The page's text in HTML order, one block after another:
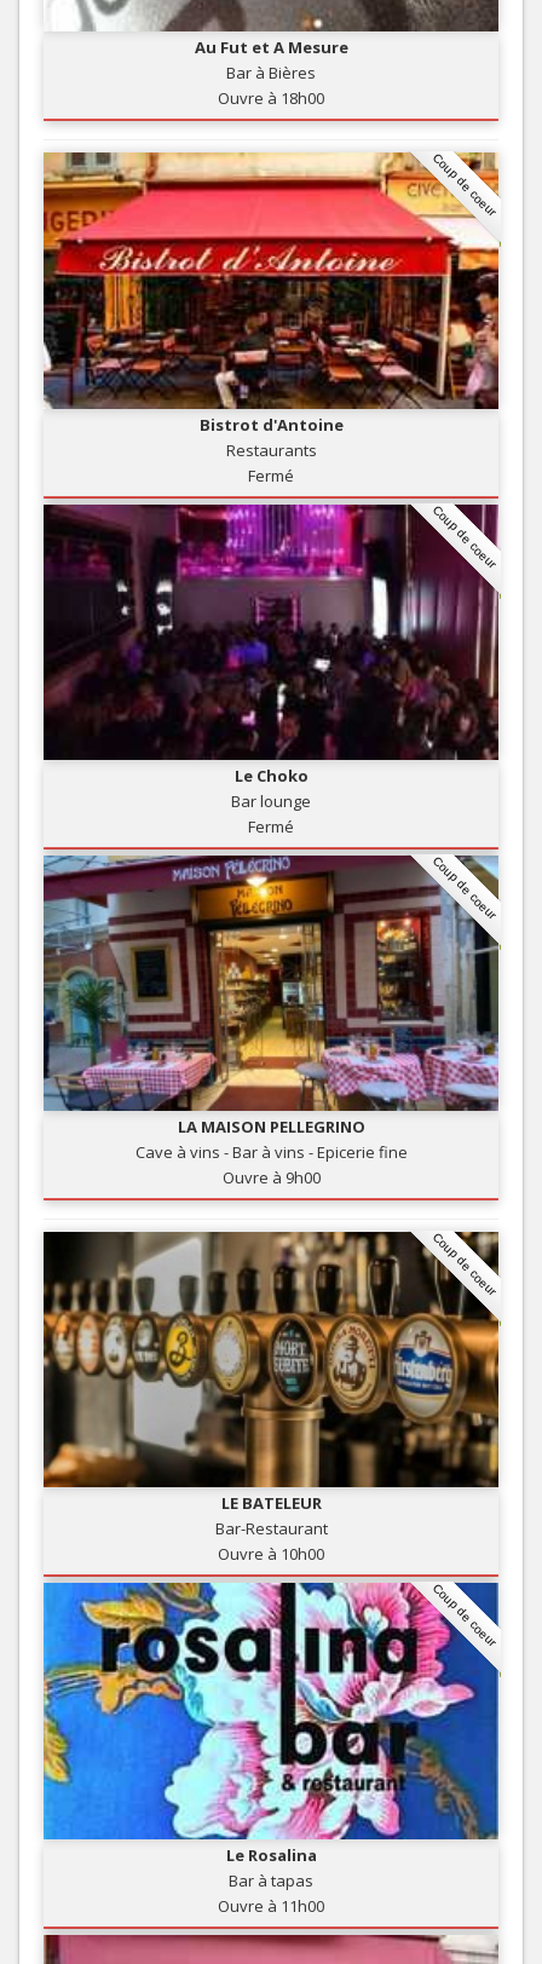
Au Fut et A Mesure
Bar à Bières
Ouvre à 18h00
Coup de coeur
Bistrot d'Antoine
Restaurants
Fermé
Coup de coeur
Le Choko
Bar lounge
Fermé
Coup de coeur
LA MAISON PELLEGRINO
Cave à vins - Bar à vins - Epicerie fine
Ouvre à 9h00
Coup de coeur
LE BATELEUR
Bar-Restaurant
Ouvre à 10h00
Coup de coeur
Le Rosalina
Bar à tapas
Ouvre à 11h00